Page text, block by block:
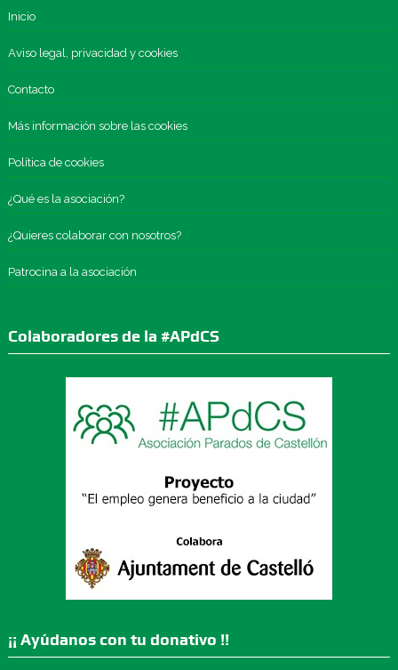
Inicio
Aviso legal, privacidad y cookies
Contacto
Más información sobre las cookies
Política de cookies
¿Qué es la asociación?
¿Quieres colaborar con nosotros?
Patrocina a la asociación
Colaboradores de la #APdCS
¡¡ Ayúdanos con tu donativo !!